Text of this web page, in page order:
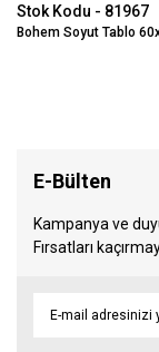
Stok Kodu - 81967
Bohem Soyut Tablo
E-Bülten
Kampanya ve
Fırsatları